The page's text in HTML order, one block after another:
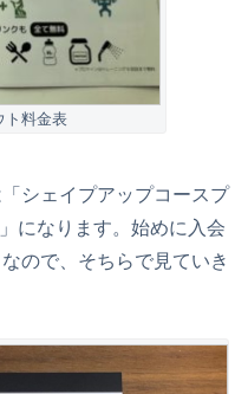
ト料金表
シェイプアップコースプ
になります。始めに入会
ので、そちらで見ていき